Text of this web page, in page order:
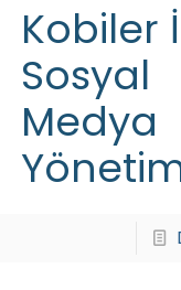
Kobiler
Sosyal
Medya